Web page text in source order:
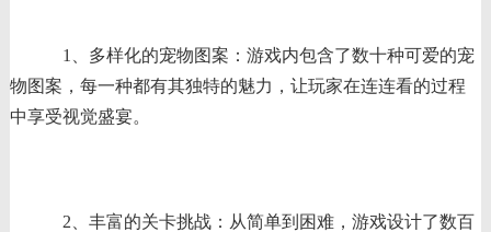
1、多样化的宠物图案：游戏内包含了数十种可爱的宠
物图案，每一种都有其独特的魅力，让玩家在连连看的过程
中享受视觉盛宴。
2、丰富的关卡挑战：从简单到困难，游戏设计了数百